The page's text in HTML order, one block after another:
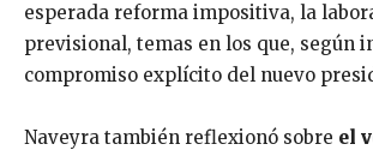
esperada reforma impositiva, la
previsional, temas en los que, según
compromiso explícito del nuevo
Naveyra también reflexionó sobre el